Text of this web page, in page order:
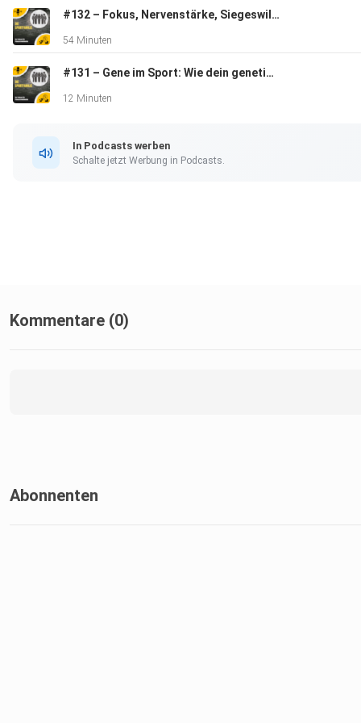
#132 – Fokus, Nervenstärke, Siegeswille: So meisterst du mentale Herausforderungen im Sport
54 Minuten
#131 – Gene im Sport: Wie dein genetischer Code dein Training und deine Leistung beeinflusst
12 Minuten
In Podcasts werben
Schalte jetzt Werbung in Podcasts.
Kommentare (0)
Abonnenten